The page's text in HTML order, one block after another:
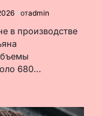
отadmin
в производстве
680…